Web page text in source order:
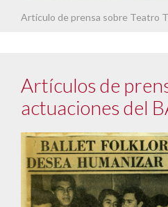
Artículo de prensa sobre Teatro
Artículos de
actuaciones del